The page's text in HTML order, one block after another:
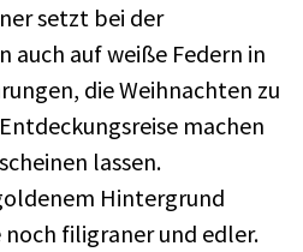
setzt bei der
auch auf weiße Federn in
die Weihnachten zu
machen
lassen.
Hintergrund
filigraner und edler.